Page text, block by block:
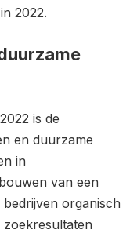
2022.
is de
en duurzame
in
van een
organisch